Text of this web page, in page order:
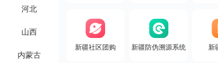
河北
山西
内蒙古
新疆社区团购 新疆防伪溯源系统 新